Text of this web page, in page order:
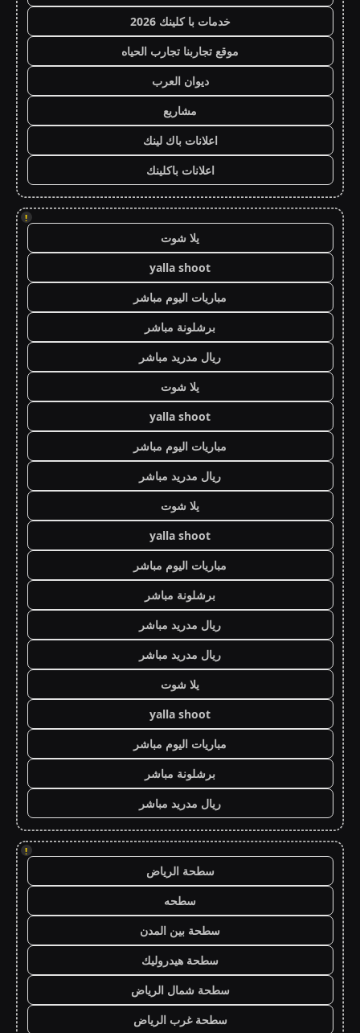
خدمات با كلينك 2026
موقع تجاربنا تجارب الحياه
ديوان العرب
مشاريع
اعلانات باك لينك
اعلانات باكلينك
!
يلا شوت
yalla shoot
مباريات اليوم مباشر
برشلونة مباشر
ريال مدريد مباشر
يلا شوت
yalla shoot
مباريات اليوم مباشر
ريال مدريد مباشر
يلا شوت
yalla shoot
مباريات اليوم مباشر
برشلونة مباشر
ريال مدريد مباشر
ريال مدريد مباشر
يلا شوت
yalla shoot
مباريات اليوم مباشر
برشلونة مباشر
ريال مدريد مباشر
!
سطحة الرياض
سطحه
سطحة بين المدن
سطحة هيدروليك
سطحة شمال الرياض
سطحة غرب الرياض